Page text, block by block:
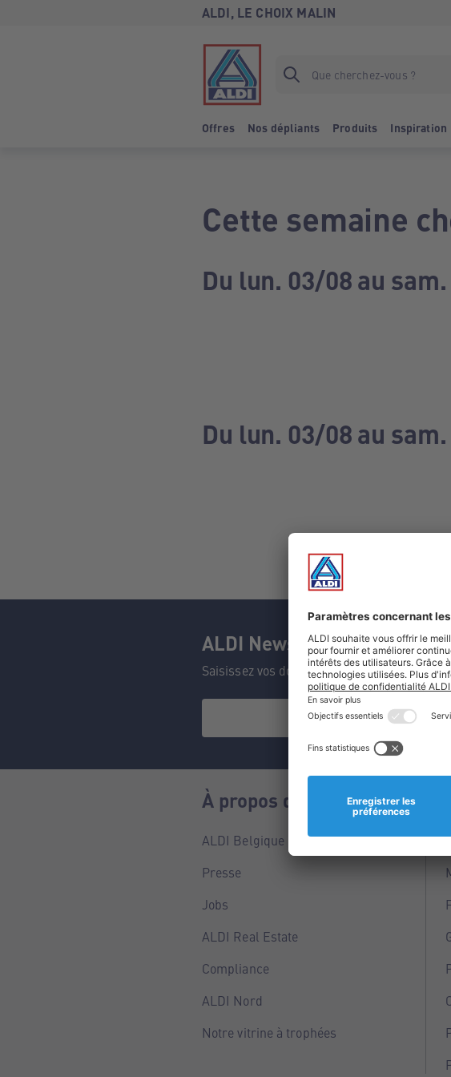
ALDI, LE CHOIX MALIN
Offres Nos dépliants Produits Inspiration
Cette semaine
Du lun. 03/08 au
Du lun. 03/08 au
ALDI Newsletter
Saisissez vos données et ne manquez
À propos de nous
ALDI Belgique
Presse
Jobs
ALDI Real Estate
Compliance
ALDI Nord
Notre vitrine à trophées